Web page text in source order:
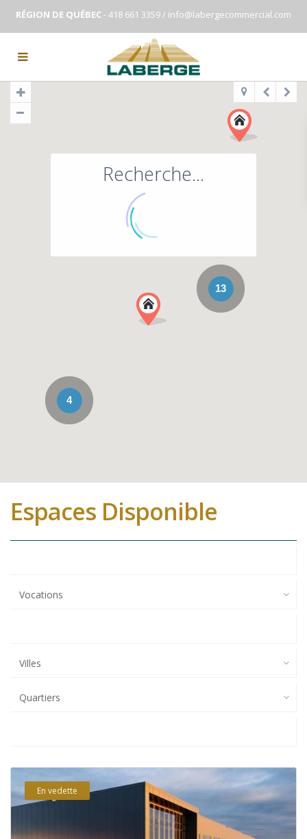
RÉGION DE QUÉBEC - 418 661 3359 / info@labergecommercial.com
13
4
Recherche...
Espaces Disponible
Vocations
Villes
Quartiers
En vedette